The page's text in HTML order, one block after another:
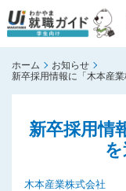
ホーム
がっつり就業体験コース
イベント情報
ホーム
お知らせ
新卒採用情報に「木本産
新卒採用情
木本産業株式会社